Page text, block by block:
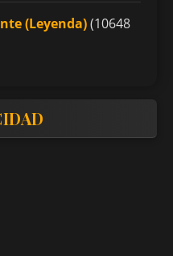
(Leyenda)(10648